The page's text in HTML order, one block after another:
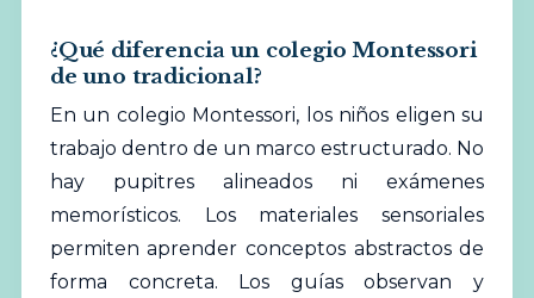
¿Qué diferencia un colegio Montessori
de uno tradicional?
En un colegio Montessori, los niños eligen su
trabajo dentro de un marco estructurado. No
hay pupitres alineados ni exámenes
memorísticos. Los materiales sensoriales
permiten aprender conceptos abstractos de
forma concreta. Los guías observan y